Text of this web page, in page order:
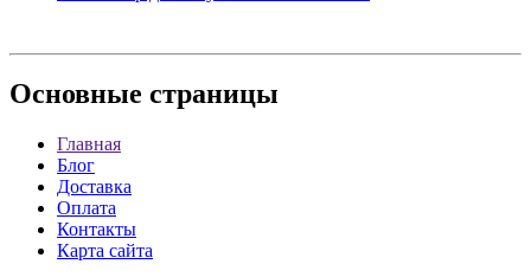
Основные страницы
Главная
Блог
Доставка
Оплата
Контакты
Карта сайта